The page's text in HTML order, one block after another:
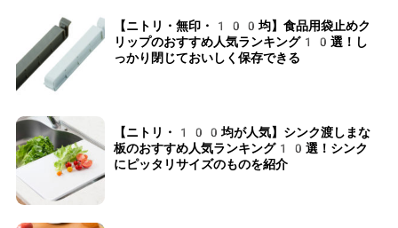
【ニトリ・無印・100均】食品用袋止めク
リップのおすすめ人気ランキング10選！し
っかり閉じておいしく保存できる
【ニトリ・100均が人気】シンク渡しまな
板のおすすめ人気ランキング10選！シンク
にピッタリサイズのものを紹介